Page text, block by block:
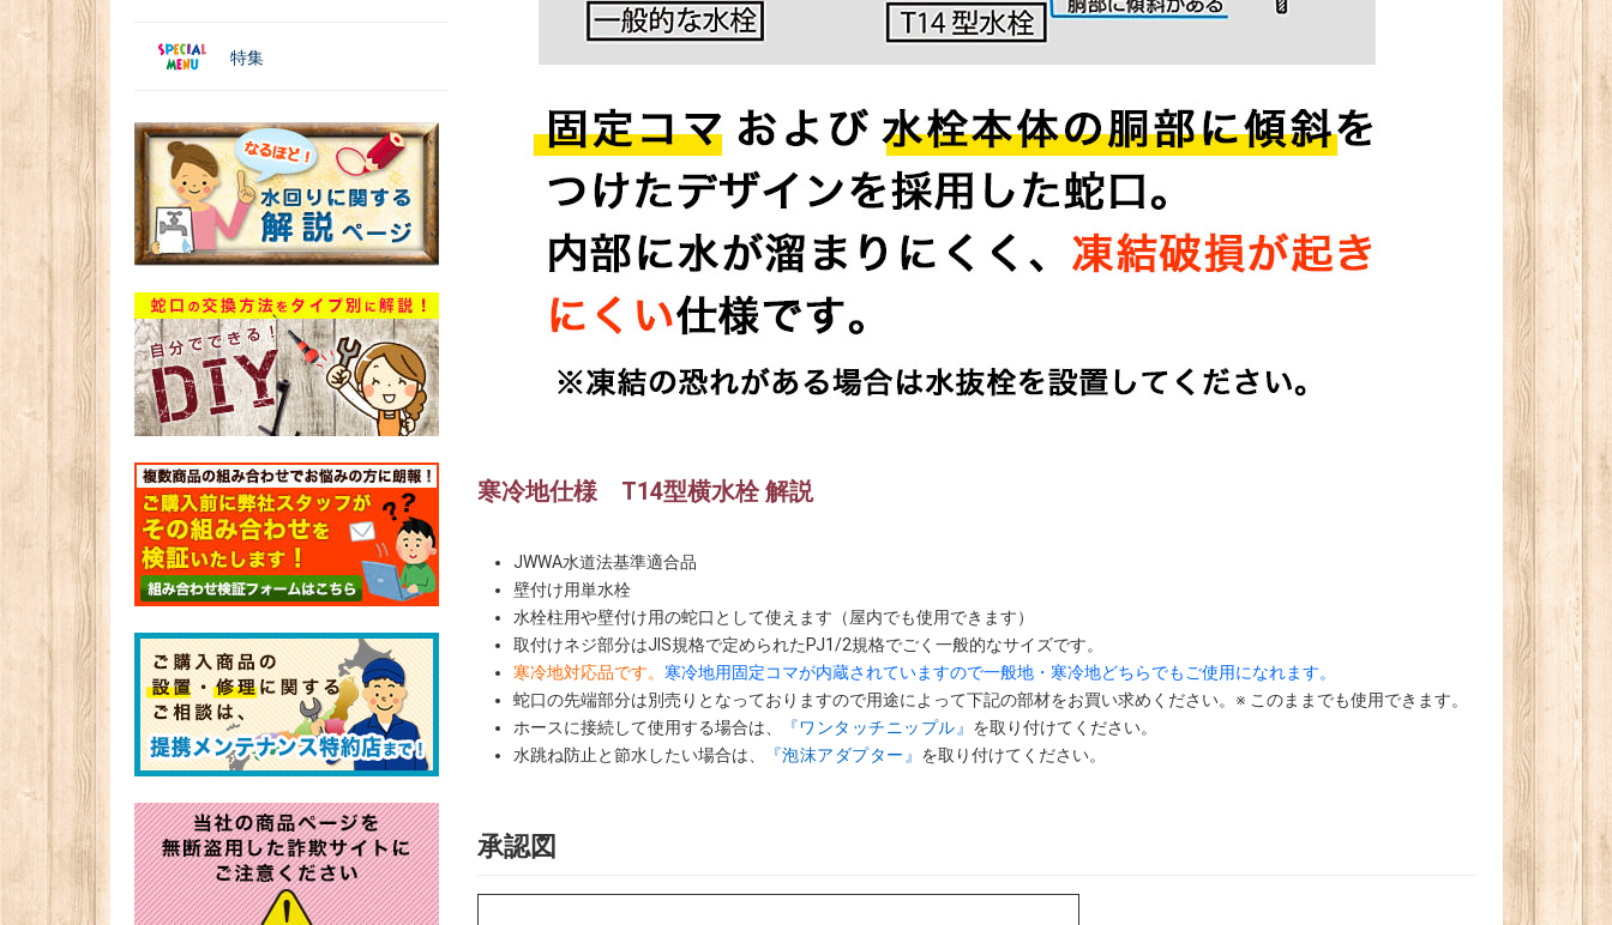
特集
寒冷地仕様 T14型横水栓 解説
JWWA水道法基準適合品
壁付け用単水栓
水栓柱用や壁付け用の蛇口として使えます（屋内でも使用できます）
取付けネジ部分はJIS規格で定められたPJ1/2規格でごく一般的なサイズです。
寒冷地対応品です。 寒冷地用固定コマが内蔵されていますので一般地・寒冷地どちらでもご使用になれます。
蛇口の先端部分は別売りとなっておりますので用途によって下記の部材をお買い求めください。※ このままでも使用できます。
ホースに接続して使用する場合は、
『ワンタッチニップル』 を取り付けてください。
水跳ね防止と節水したい場合は、
『泡沫アダプター』 を取り付けてください。
承認図